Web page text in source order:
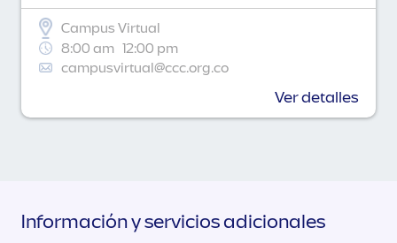
Campus Virtual
8:00 am 12:00 pm
campusvirtual@ccc.org.co
Ver detalles
Información y servicios adicionales